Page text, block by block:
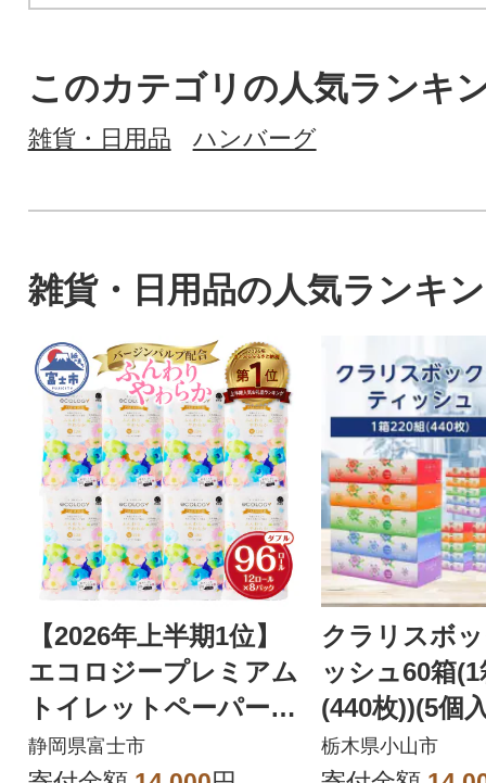
このカテゴリの人気ランキ
雑貨・日用品 ハンバーグ
雑貨・日用品の人気ランキ
【2026年上半期1位】
エコロジープレミアム
トイレットペーパー
ダブル 96ロール 日用
静岡県富士市
クラリスボ
ッシュ60箱
(440枚))(5個
ット)
栃木県小山市